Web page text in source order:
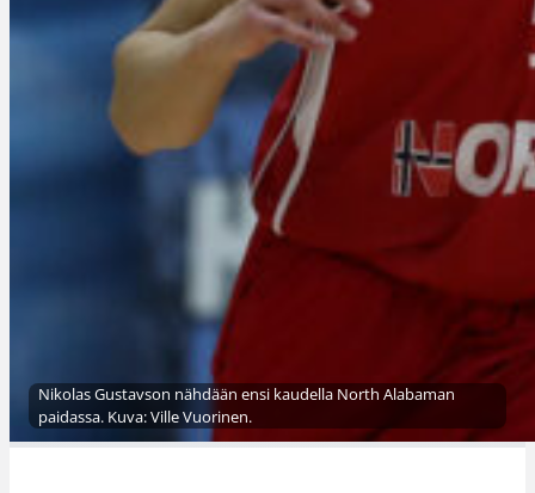
Nikolas Gustavson nähdään ensi kaudella North Alabaman
paidassa. Kuva: Ville Vuorinen.